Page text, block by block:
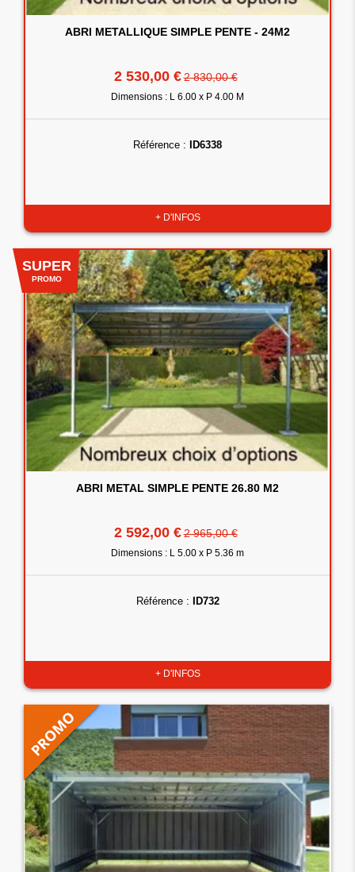
ABRI METALLIQUE SIMPLE PENTE - 24M2
2 530,00 €2 830,00 €
Dimensions : L 6.00 x P 4.00 M
Référence : ID6338
+ D'INFOS
SUPER
PROMO
ABRI METAL SIMPLE PENTE 26.80 M2
2 592,00 €2 965,00 €
Dimensions : L 5.00 x P 5.36 m
Référence : ID732
+ D'INFOS